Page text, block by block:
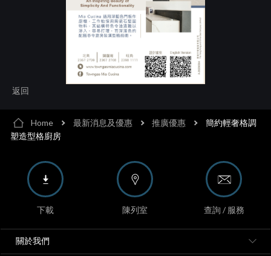
返回
Home 最新消息及優惠 推廣優惠
簡約輕奢格調
塑造型格廚房
下載 陳列室 查詢 / 服務
關於我們